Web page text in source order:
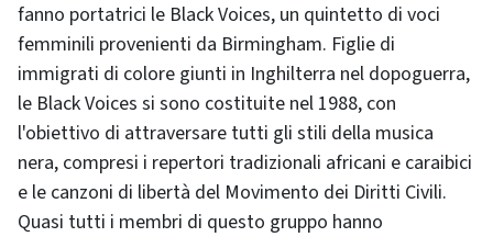
fanno portatrici le Black Voices, un quintetto di voci
femminili provenienti da Birmingham. Figlie di
immigrati di colore giunti in Inghilterra nel dopoguerra,
le Black Voices si sono costituite nel 1988, con
l'obiettivo di attraversare tutti gli stili della musica
nera, compresi i repertori tradizionali africani e caraibici
e le canzoni di libertà del Movimento dei Diritti Civili.
Quasi tutti i membri di questo gruppo hanno